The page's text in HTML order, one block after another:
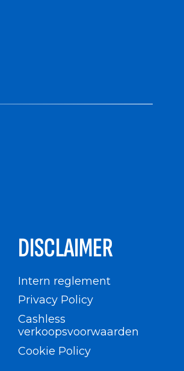
DISCLAIMER
Intern reglement
Privacy Policy
Cashless
verkoopsvoorwaarden
Cookie Policy